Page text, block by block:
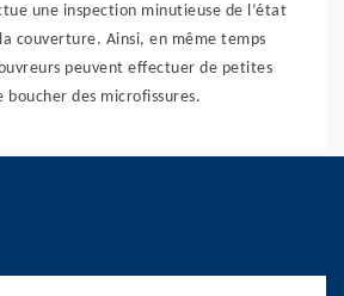
une inspection minutieuse de l’état
couverture. Ainsi, en même temps
peuvent effectuer de petites
boucher des microfissures.